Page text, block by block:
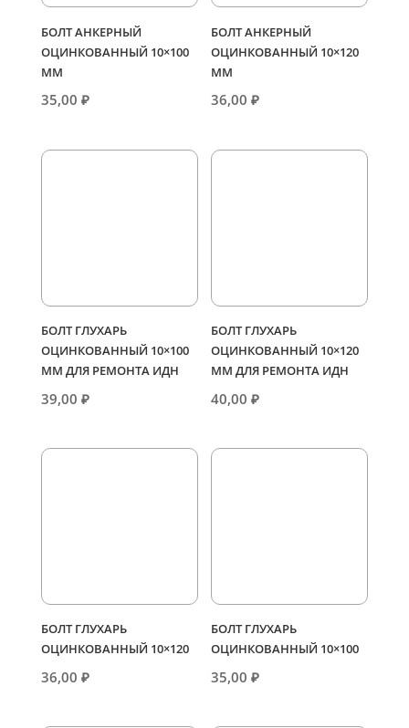
БОЛТ АНКЕРНЫЙ
ОЦИНКОВАННЫЙ 10×100
ММ
35,00 ₽
БОЛТ АНКЕРНЫЙ
ОЦИНКОВАННЫЙ 10×120
ММ
36,00₽
БОЛТ ГЛУХАРЬ
ОЦИНКОВАННЫЙ 10×100
ММ ДЛЯ РЕМОНТА ИДН
39,00 ₽
БОЛТ ГЛУХАРЬ
ОЦИНКОВАННЫЙ 10×120
ММ ДЛЯ РЕМОНТА ИДН
40,00₽
БОЛТ ГЛУХАРЬ
ОЦИНКОВАННЫЙ 10×120
36,00 ₽
БОЛТ ГЛУХАРЬ
ОЦИНКОВАННЫЙ 10×100
35,00₽